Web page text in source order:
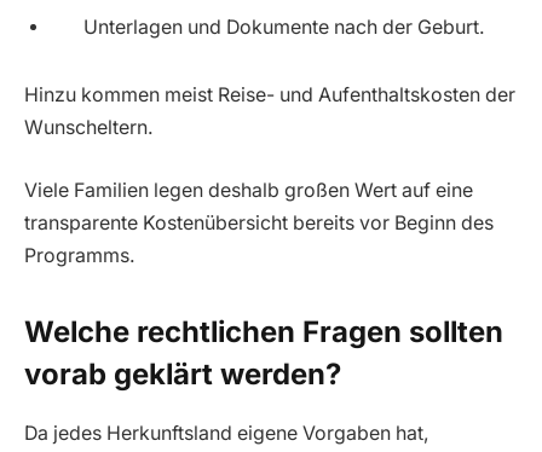
Unterlagen und Dokumente nach der Geburt.
Hinzu kommen meist Reise- und Aufenthaltskosten der
Wunscheltern.
Viele Familien legen deshalb großen Wert auf eine
transparente Kostenübersicht bereits vor Beginn des
Programms.
Welche rechtlichen Fragen sollten
vorab geklärt werden?
Da jedes Herkunftsland eigene Vorgaben hat,